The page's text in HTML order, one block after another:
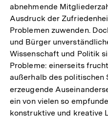
abnehmende
Ausdruck der
Problemen zuwenden.
und Bürger
Wissenschaft und Politik
Probleme: einerseits
außerhalb des politischen
erzeugende
ein von vielen so
konstruktive und kreative